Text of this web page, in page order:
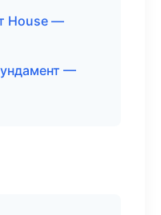
House —
—